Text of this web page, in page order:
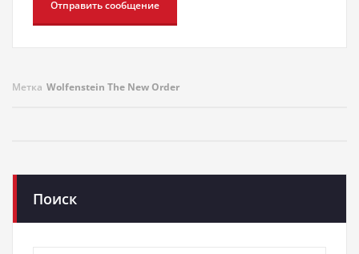
Метка Wolfenstein The New Order
Поиск